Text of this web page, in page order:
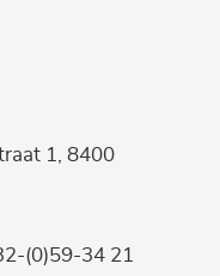
1, 8400
(0)59-34 21